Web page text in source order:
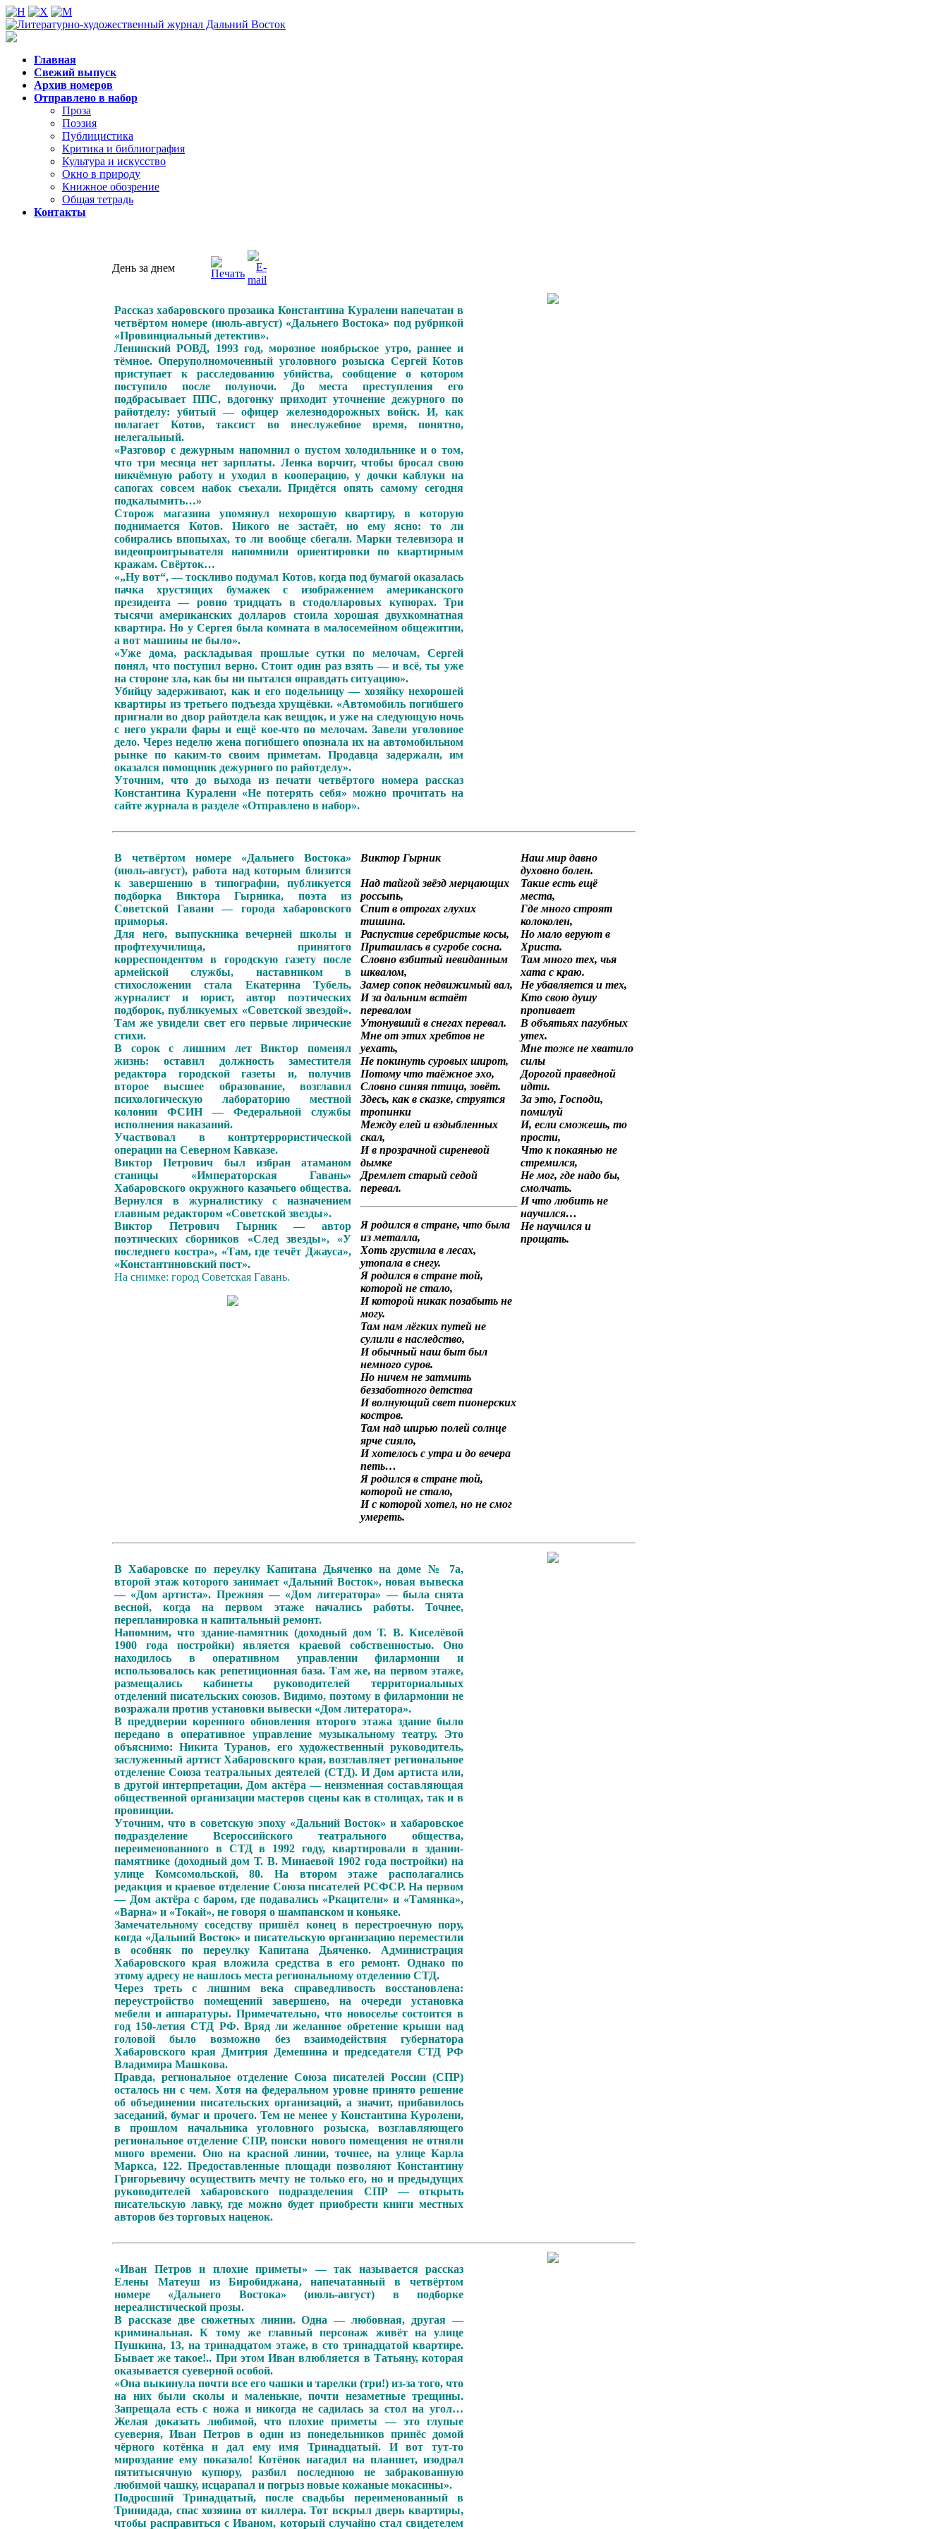
Главная
Свежий выпуск
Архив номеров
Отправлено в набор
Проза
Поэзия
Публицистика
Критика и библиография
Культура и искусство
Окно в природу
Книжное обозрение
Общая тетрадь
Контакты
День за днем
Рассказ хабаровского прозаика Константина Куралени напечатан в
четвёртом номере (июль-август) «Дальнего Востока» под рубрикой
«Провинциальный детектив».
Ленинский РОВД, 1993 год, морозное ноябрьское утро, раннее и
тёмное. Оперуполномоченный уголовного розыска Сергей Котов
приступает к расследованию убийства, сообщение о котором
поступило после полуночи. До места преступления его
подбрасывает ППС, вдогонку приходит уточнение дежурного по
райотделу: убитый — офицер железнодорожных войск. И, как
полагает Котов, таксист во внеслужебное время, понятно,
нелегальный.
«Разговор с дежурным напомнил о пустом холодильнике и о том,
что три месяца нет зарплаты. Ленка ворчит, чтобы бросал свою
никчёмную работу и уходил в кооперацию, у дочки каблуки на
сапогах совсем набок съехали. Придётся опять самому сегодня
подкалымить…»
Сторож магазина упомянул нехорошую квартиру, в которую
поднимается Котов. Никого не застаёт, но ему ясно: то ли
собирались впопыхах, то ли вообще сбегали. Марки телевизора и
видеопроигрывателя напомнили ориентировки по квартирным
кражам. Свёрток…
«„Ну вот“, — тоскливо подумал Котов, когда под бумагой оказалась
пачка хрустящих бумажек с изображением американского
президента — ровно тридцать в стодолларовых купюрах. Три
тысячи американских долларов стоила хорошая двухкомнатная
квартира. Но у Сергея была комната в малосемейном общежитии,
а вот машины не было».
«Уже дома, раскладывая прошлые сутки по мелочам, Сергей
понял, что поступил верно. Стоит один раз взять — и всё, ты уже
на стороне зла, как бы ни пытался оправдать ситуацию».
Убийцу задерживают, как и его подельницу — хозяйку нехорошей
квартиры из третьего подъезда хрущёвки. «Автомобиль погибшего
пригнали во двор райотдела как вещдок, и уже на следующую ночь
с него украли фары и ещё кое-что по мелочам. Завели уголовное
дело. Через неделю жена погибшего опознала их на автомобильном
рынке по каким-то своим приметам. Продавца задержали, им
оказался помощник дежурного по райотделу».
Уточним, что до выхода из печати четвёртого номера рассказ
Константина Куралени «Не потерять себя» можно прочитать на
сайте журнала в разделе «Отправлено в набор».
В четвёртом номере «Дальнего Востока»
(июль-август), работа над которым близится
к завершению в типографии, публикуется
подборка Виктора Гырника, поэта из
Советской Гавани — города хабаровского
приморья.
Для него, выпускника вечерней школы и
профтехучилища, принятого
корреспондентом в городскую газету после
армейской службы, наставником в
стихосложении стала Екатерина Тубель,
журналист и юрист, автор поэтических
подборок, публикуемых «Советской звездой».
Там же увидели свет его первые лирические
стихи.
В сорок с лишним лет Виктор поменял
жизнь: оставил должность заместителя
редактора городской газеты и, получив
второе высшее образование, возглавил
психологическую лабораторию местной
колонии ФСИН — Федеральной службы
исполнения наказаний.
Участвовал в контртеррористической
операции на Северном Кавказе.
Виктор Петрович был избран атаманом
станицы «Императорская Гавань»
Хабаровского окружного казачьего общества.
Вернулся в журналистику с назначением
главным редактором «Советской звезды».
Виктор Петрович Гырник — автор
поэтических сборников «След звезды», «У
последнего костра», «Там, где течёт Джауса»,
«Константиновский пост».
На снимке: город Советская Гавань.
Виктор Гырник
Над тайгой звёзд мерцающих
россыпь,
Спит в отрогах глухих
тишина.
Распустив серебристые косы,
Притаилась в сугробе сосна.
Словно взбитый невиданным
шквалом,
Замер сопок недвижимый вал,
И за дальним встаёт
перевалом
Утонувший в снегах перевал.
Мне от этих хребтов не
уехать,
Не покинуть суровых широт,
Потому что таёжное эхо,
Словно синяя птица, зовёт.
Здесь, как в сказке, струятся
тропинки
Между елей и вздыбленных
скал,
И в прозрачной сиреневой
дымке
Дремлет старый седой
перевал.
Я родился в стране, что была
из металла,
Хоть грустила в лесах,
утопала в снегу.
Я родился в стране той,
которой не стало,
И которой никак позабыть не
могу.
Там нам лёгких путей не
сулили в наследство,
И обычный наш быт был
немного суров.
Но ничем не затмить
беззаботного детства
И волнующий свет пионерских
костров.
Там над ширью полей солнце
ярче сияло,
И хотелось с утра и до вечера
петь…
Я родился в стране той,
которой не стало,
И с которой хотел, но не смог
умереть.
Наш мир давно
духовно болен.
Такие есть ещё
места,
Где много строят
колоколен,
Но мало веруют в
Христа.
Там много тех, чья
хата с краю.
Не убавляется и тех,
Кто свою душу
пропивает
В объятьях пагубных
утех.
Мне тоже не хватило
силы
Дорогой праведной
идти.
За это, Господи,
помилуй
И, если сможешь, то
прости,
Что к покаянью не
стремился,
Не мог, где надо бы,
смолчать.
И что любить не
научился…
Не научился и
прощать.
В Хабаровске по переулку Капитана Дьяченко на доме № 7а,
второй этаж которого занимает «Дальний Восток», новая вывеска
— «Дом артиста». Прежняя — «Дом литератора» — была снята
весной, когда на первом этаже начались работы. Точнее,
перепланировка и капитальный ремонт.
Напомним, что здание-памятник (доходный дом Т. В. Киселёвой
1900 года постройки) является краевой собственностью. Оно
находилось в оперативном управлении филармонии и
использовалось как репетиционная база. Там же, на первом этаже,
размещались кабинеты руководителей территориальных
отделений писательских союзов. Видимо, поэтому в филармонии не
возражали против установки вывески «Дом литератора».
В преддверии коренного обновления второго этажа здание было
передано в оперативное управление музыкальному театру. Это
объяснимо: Никита Туранов, его художественный руководитель,
заслуженный артист Хабаровского края, возглавляет региональное
отделение Союза театральных деятелей (СТД). И Дом артиста или,
в другой интерпретации, Дом актёра — неизменная составляющая
общественной организации мастеров сцены как в столицах, так и в
провинции.
Уточним, что в советскую эпоху «Дальний Восток» и хабаровское
подразделение Всероссийского театрального общества,
переименованного в СТД в 1992 году, квартировали в здании-
памятнике (доходный дом Т. В. Минаевой 1902 года постройки) на
улице Комсомольской, 80. На втором этаже располагались
редакция и краевое отделение Союза писателей РСФСР. На первом
— Дом актёра с баром, где подавались «Ркацители» и «Тамянка»,
«Варна» и «Токай», не говоря о шампанском и коньяке.
Замечательному соседству пришёл конец в перестроечную пору,
когда «Дальний Восток» и писательскую организацию переместили
в особняк по переулку Капитана Дьяченко. Администрация
Хабаровского края вложила средства в его ремонт. Однако по
этому адресу не нашлось места региональному отделению СТД.
Через треть с лишним века справедливость восстановлена:
переустройство помещений завершено, на очереди установка
мебели и аппаратуры. Примечательно, что новоселье состоится в
год 150-летия СТД РФ. Вряд ли желанное обретение крыши над
головой было возможно без взаимодействия губернатора
Хабаровского края Дмитрия Демешина и председателя СТД РФ
Владимира Машкова.
Правда, региональное отделение Союза писателей России (СПР)
осталось ни с чем. Хотя на федеральном уровне принято решение
об объединении писательских организаций, а значит, прибавилось
заседаний, бумаг и прочего. Тем не менее у Константина Куролени,
в прошлом начальника уголовного розыска, возглавляющего
региональное отделение СПР, поиски нового помещения не отняли
много времени. Оно на красной линии, точнее, на улице Карла
Маркса, 122. Предоставленные площади позволяют Константину
Григорьевичу осуществить мечту не только его, но и предыдущих
руководителей хабаровского подразделения СПР — открыть
писательскую лавку, где можно будет приобрести книги местных
авторов без торговых наценок.
«Иван Петров и плохие приметы» — так называется рассказ
Елены Матеуш из Биробиджана, напечатанный в четвёртом
номере «Дальнего Востока» (июль-август) в подборке
нереалистической прозы.
В рассказе две сюжетных линии. Одна — любовная, другая —
криминальная. К тому же главный персонаж живёт на улице
Пушкина, 13, на тринадцатом этаже, в сто тринадцатой квартире.
Бывает же такое!.. При этом Иван влюбляется в Татьяну, которая
оказывается суеверной особой.
«Она выкинула почти все его чашки и тарелки (три!) из-за того, что
на них были сколы и маленькие, почти незаметные трещины.
Запрещала есть с ножа и никогда не садилась за стол на угол…
Желая доказать любимой, что плохие приметы — это глупые
суеверия, Иван Петров в один из понедельников принёс домой
чёрного котёнка и дал ему имя Тринадцатый. И вот тут-то
мироздание ему показало! Котёнок нагадил на планшет, изодрал
пятитысячную купюру, разбил последнюю не забракованную
любимой чашку, исцарапал и погрыз новые кожаные мокасины».
Подросший Тринадцатый, после свадьбы переименованный в
Тринидада, спас хозяина от киллера. Тот вскрыл дверь квартиры,
чтобы расправиться с Иваном, который случайно стал свидетелем